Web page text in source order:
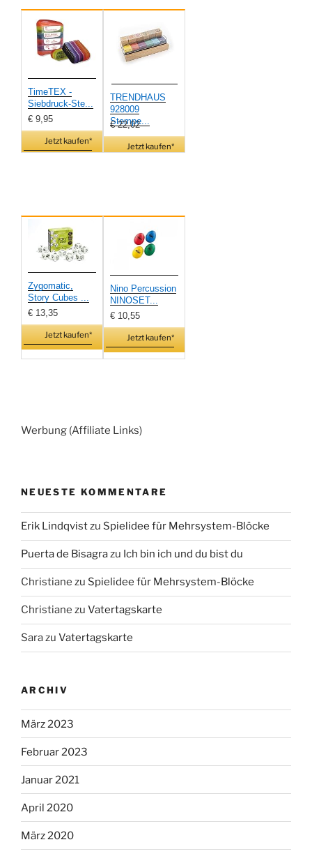
TimeTEX -
Siebdruck-Ste...
€ 9,95
Jetzt kaufen*
TRENDHAUS
928009
Stempe...
€ 22,02
Jetzt kaufen*
Zygomatic,
Story Cubes ...
€ 13,35
Jetzt kaufen*
Nino Percussion
NINOSET...
€ 10,55
Jetzt kaufen*
Werbung (Affiliate Links)
NEUESTE KOMMENTARE
Erik Lindqvistzu Spielidee für Mehrsystem-Blöcke
Puerta de Bisagrazu Ich bin ich und du bist du
Christiane zu Spielidee für Mehrsystem-Blöcke
Christiane zu Vatertagskarte
Sarazu Vatertagskarte
ARCHIV
März 2023
Februar 2023
Januar 2021
April 2020
März 2020